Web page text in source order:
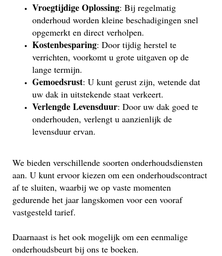
Vroegtijdige Oplossing: Bij regelmatig
onderhoud worden kleine beschadigingen snel
opgemerkt en direct verholpen.
Kostenbesparing: Door tijdig herstel te
verrichten, voorkomt u grote uitgaven op de
lange termijn.
Gemoedsrust: U kunt gerust zijn, wetende dat
uw dak in uitstekende staat verkeert.
Verlengde Levensduur: Door uw dak goed te
onderhouden, verlengt u aanzienlijk de
levensduur ervan.
We bieden verschillende soorten onderhoudsdiensten
aan. U kunt ervoor kiezen om een onderhoudscontract
af te sluiten, waarbij we op vaste momenten
gedurende het jaar langskomen voor een vooraf
vastgesteld tarief.
Daarnaast is het ook mogelijk om een eenmalige
onderhoudsbeurt bij ons te boeken.